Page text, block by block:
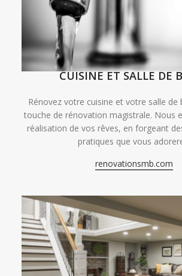
CUISINE ET SALLE DE
Rénovez votre cuisine et votre salle de
touche de rénovation magistrale. Nous
réalisation de vos rêves, en forgeant
pratiques que vous
renovationsmb.com